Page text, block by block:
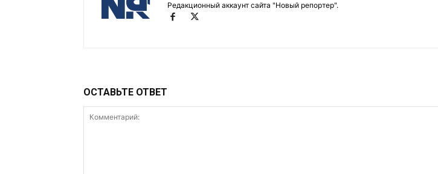
Редакционный аккаунт сайта "Новый репортер".
ОСТАВЬТЕ ОТВЕТ